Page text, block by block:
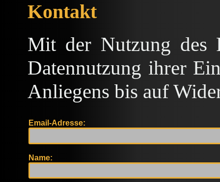
Kontakt
Mit der Nutzung des
Datennutzung ihrer
Anliegens bis auf
Email-Adresse:
Name: